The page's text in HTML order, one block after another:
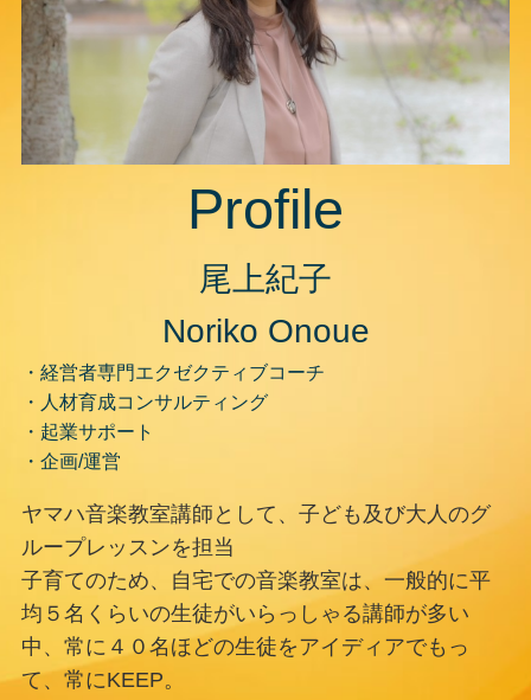
Profile
尾上紀子
Noriko Onoue
・経営者専門エクゼクティブコーチ
・人材育成コンサルティング
・起業サポート
・企画/運営
ヤマハ音楽教室講師として、子ども及び大人のグ
ループレッスンを担当
子育てのため、自宅での音楽教室は、一般的に平
均５名くらいの生徒がいらっしゃる講師が多い
中、常に４０名ほどの生徒をアイディアでもっ
て、常にKEEP。